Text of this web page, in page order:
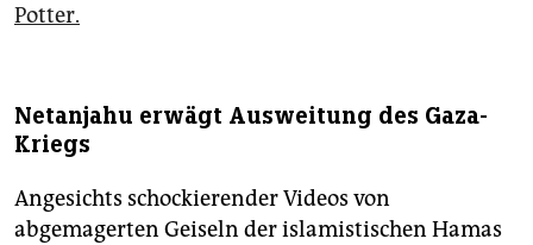
Potter.
Netanjahu erwägt Ausweitung des Gaza-
Kriegs
Angesichts schockierender Videos von
abgemagerten Geiseln der islamistischen Hamas